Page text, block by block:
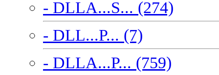
- DLLA...S... (274)
- DLL...P... (7)
- DLLA...P... (759)